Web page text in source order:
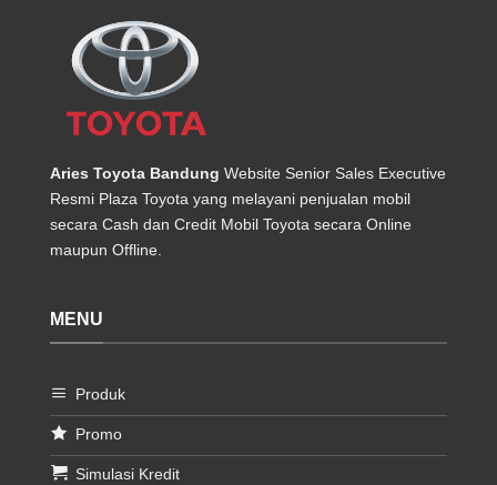
Aries Toyota Bandung Website Senior Sales Executive
Resmi Plaza Toyota yang melayani penjualan mobil
secara Cash dan Credit Mobil Toyota secara Online
maupun Offline.
MENU
Produk
Promo
Simulasi Kredit